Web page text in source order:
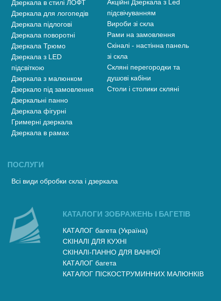
Дзеркала в стилі ЛОФТ
Дзеркала для логопедів
Дзеркала підлогові
Дзеркала поворотні
Дзеркала Трюмо
Дзеркала з LED
підсвіткою
Дзеркала з малюнком
Дзеркало під замовлення
Дзеркальні панно
Дзеркала фігурні
Гримерні дзеркала
Дзеркала в рамах
Акційні Дзеркала з Led
підсвічуванням
Вироби зі скла
Рами на замовлення
Скіналі - настінна панель
зі скла
Скляні перегородки та
душові кабіни
Столи і столики скляні
ПОСЛУГИ
Всі види обробки скла і дзеркала
КАТАЛОГИ ЗОБРАЖЕНЬ І БАГЕТІВ
КАТАЛОГ багета (Україна)
СКІНАЛІ ДЛЯ КУХНІ
СКІНАЛІ-ПАННО ДЛЯ ВАННОЇ
КАТАЛОГ багета
КАТАЛОГ ПІСКОСТРУМИННИХ МАЛЮНКІВ